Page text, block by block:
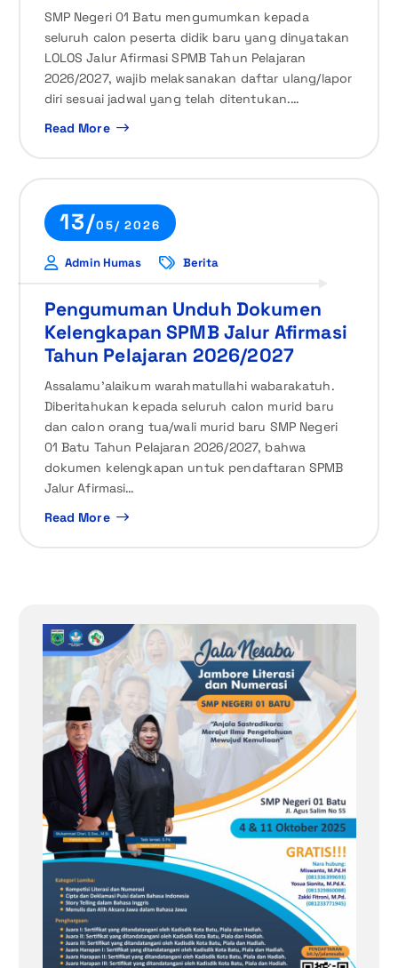
SMP Negeri 01 Batu mengumumkan kepada
seluruh calon peserta didik baru yang dinyatakan
LOLOS Jalur Afirmasi SPMB Tahun Pelajaran
2026/2027, wajib melaksanakan daftar ulang/lapor
diri sesuai jadwal yang telah ditentukan.…
Read More
13/05/ 2026
Admin Humas Berita
Pengumuman Unduh Dokumen
Kelengkapan SPMB Jalur Afirmasi
Tahun Pelajaran 2026/2027
Assalamu’alaikum warahmatullahi wabarakatuh.
Diberitahukan kepada seluruh calon murid baru
dan calon orang tua/wali murid baru SMP Negeri
01 Batu Tahun Pelajaran 2026/2027, bahwa
dokumen kelengkapan untuk pendaftaran SPMB
Jalur Afirmasi…
Read More